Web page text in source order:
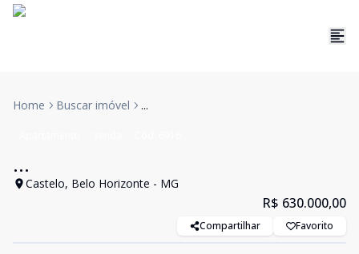
Home Buscar imóvel ...
...
Castelo, Belo Horizonte - MG
R$ 630.000,00
Compartilhar Favorito